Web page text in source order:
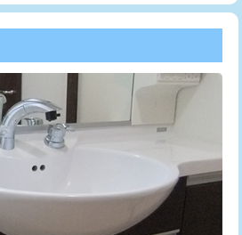
38,500円
現場見積
の価格です。
用（バンド止
5,500円
・埋め戻し作
11,000円
VP・HI）使
33,000円
VP・HI）使
グ鋼管・銅
44,000円
え +3,300円
33,000円
理・清掃・修
（軽作業）
11,000円